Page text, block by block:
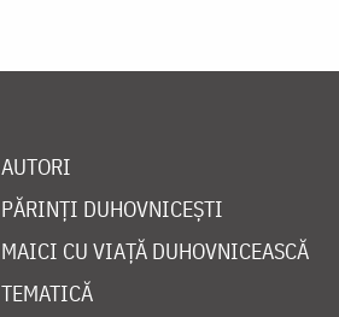
AUTORI
PĂRINȚI DUHOVNICEȘTI
MAICI CU VIAȚĂ DUHOVNICEASCĂ
TEMATICĂ